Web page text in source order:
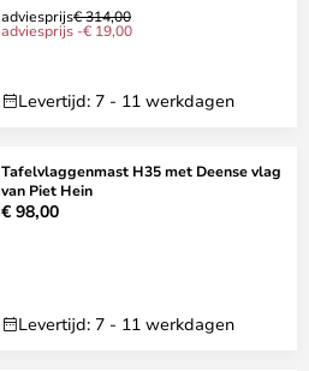
adviesprijs€ 314,00
adviesprijs -€ 19,00
Levertijd: 7 - 11 werkdagen
Tafelvlaggenmast H35 met Deense vlag
van Piet Hein
€ 98,00
Levertijd: 7 - 11 werkdagen